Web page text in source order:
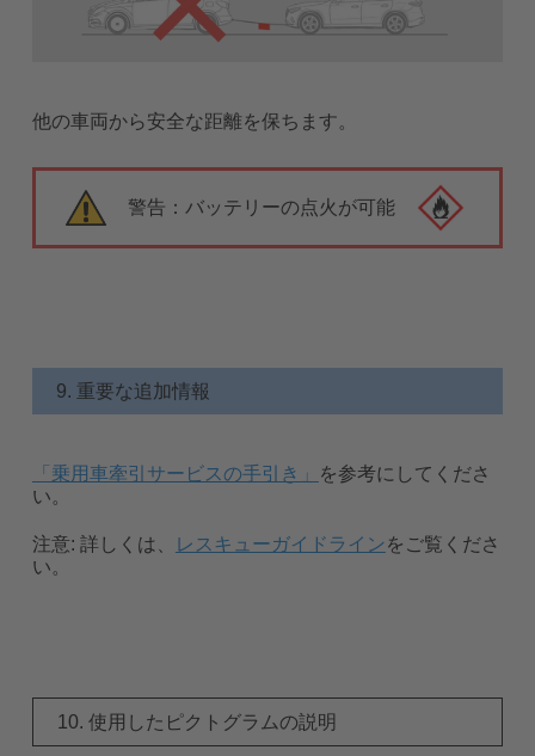
他の車両から安全な距離を保ちます。
警告：バッテリーの点火が可能
9. 重要な追加情報
「乗用車牽引サービスの手引き」
を参考にしてくださ
い。
注意: 詳しくは、 レスキューガイドラインをご覧くださ
い。
10. 使用したピクトグラムの説明